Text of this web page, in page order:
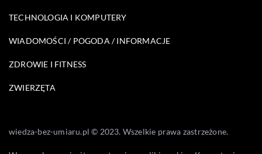
TECHNOLOGIA I KOMPUTERY
WIADOMOŚCI / POGODA / INFORMACJE
ZDROWIE I FITNESS
ZWIERZĘTA
wiedza-bez-umiaru.pl © 2023. Wszelkie prawa zastrzeżone.